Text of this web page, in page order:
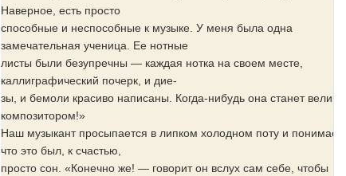
Наверное, есть просто
способные и неспособные к музыке. У меня была одна
замечательная ученица. Ее нотные
листы были безупречны — каждая нотка на своем месте,
каллиграфический почерк, и дие-
зы, и бемоли красиво написаны. Когда-нибудь она станет великим
композитором!»
Наш музыкант просыпается в липком холодном поту и понимает,
что это был, к счастью,
просто сон. «Конечно же! — говорит он вслух сам себе, чтобы